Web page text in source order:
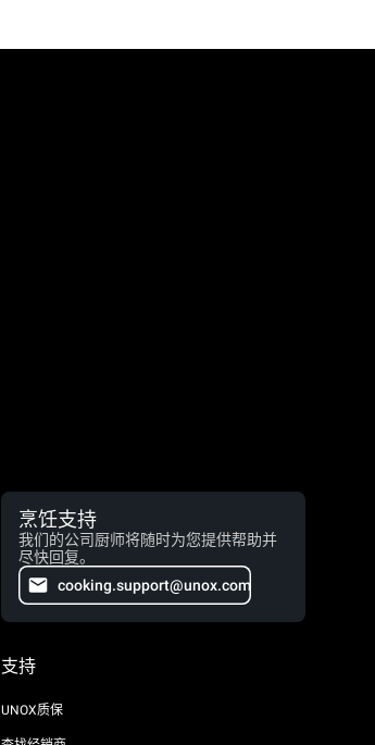
烹饪支持
我们的公司厨师将随时为您提供帮助并
尽快回复。
cooking.support@unox.com
支持
UNOX质保